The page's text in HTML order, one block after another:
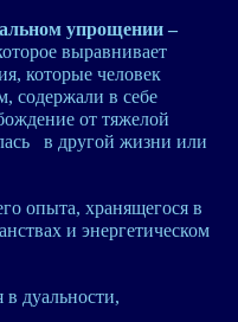
упрощении –
выравнивает
которые человек
содержали в себе
от тяжелой
в другой жизни или
опыта, хранящегося в
и энергетическом
в дуальности,